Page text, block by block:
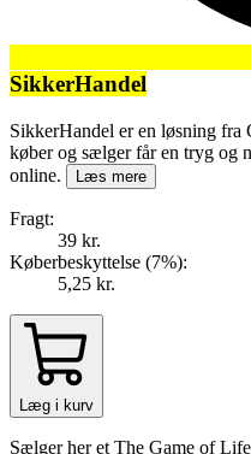
SikkerHandel
SikkerHandel er en løsning fra
køber og sælger får en tryg og
online.
Læs mere
Fragt:
39 kr.
Køberbeskyttelse (7%):
5,25 kr.
Læg i kurv
Sælger her et The Game of